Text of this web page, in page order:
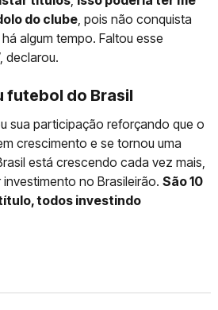
do clube , pois não conquista
algum tempo. Faltou esse
declarou.
futebol do Brasil
sua participação reforçando que o
crescimento e se tornou uma
está crescendo cada vez mais,
no Brasileirão. São 10
todos investindo